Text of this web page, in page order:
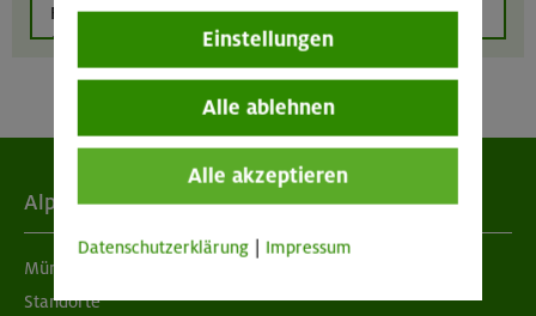
Funktionieren ihrer Inhalte zu gewährleisten bzw. zu
optimieren. Weitere Informationen finden Sie in
unsererDatenschutzerklärung.
Alpenverein
München & Oberland
Standorte
Einstellungen
Alle ablehnen
Alle akzeptieren
Datenschutzerklärung Impressum